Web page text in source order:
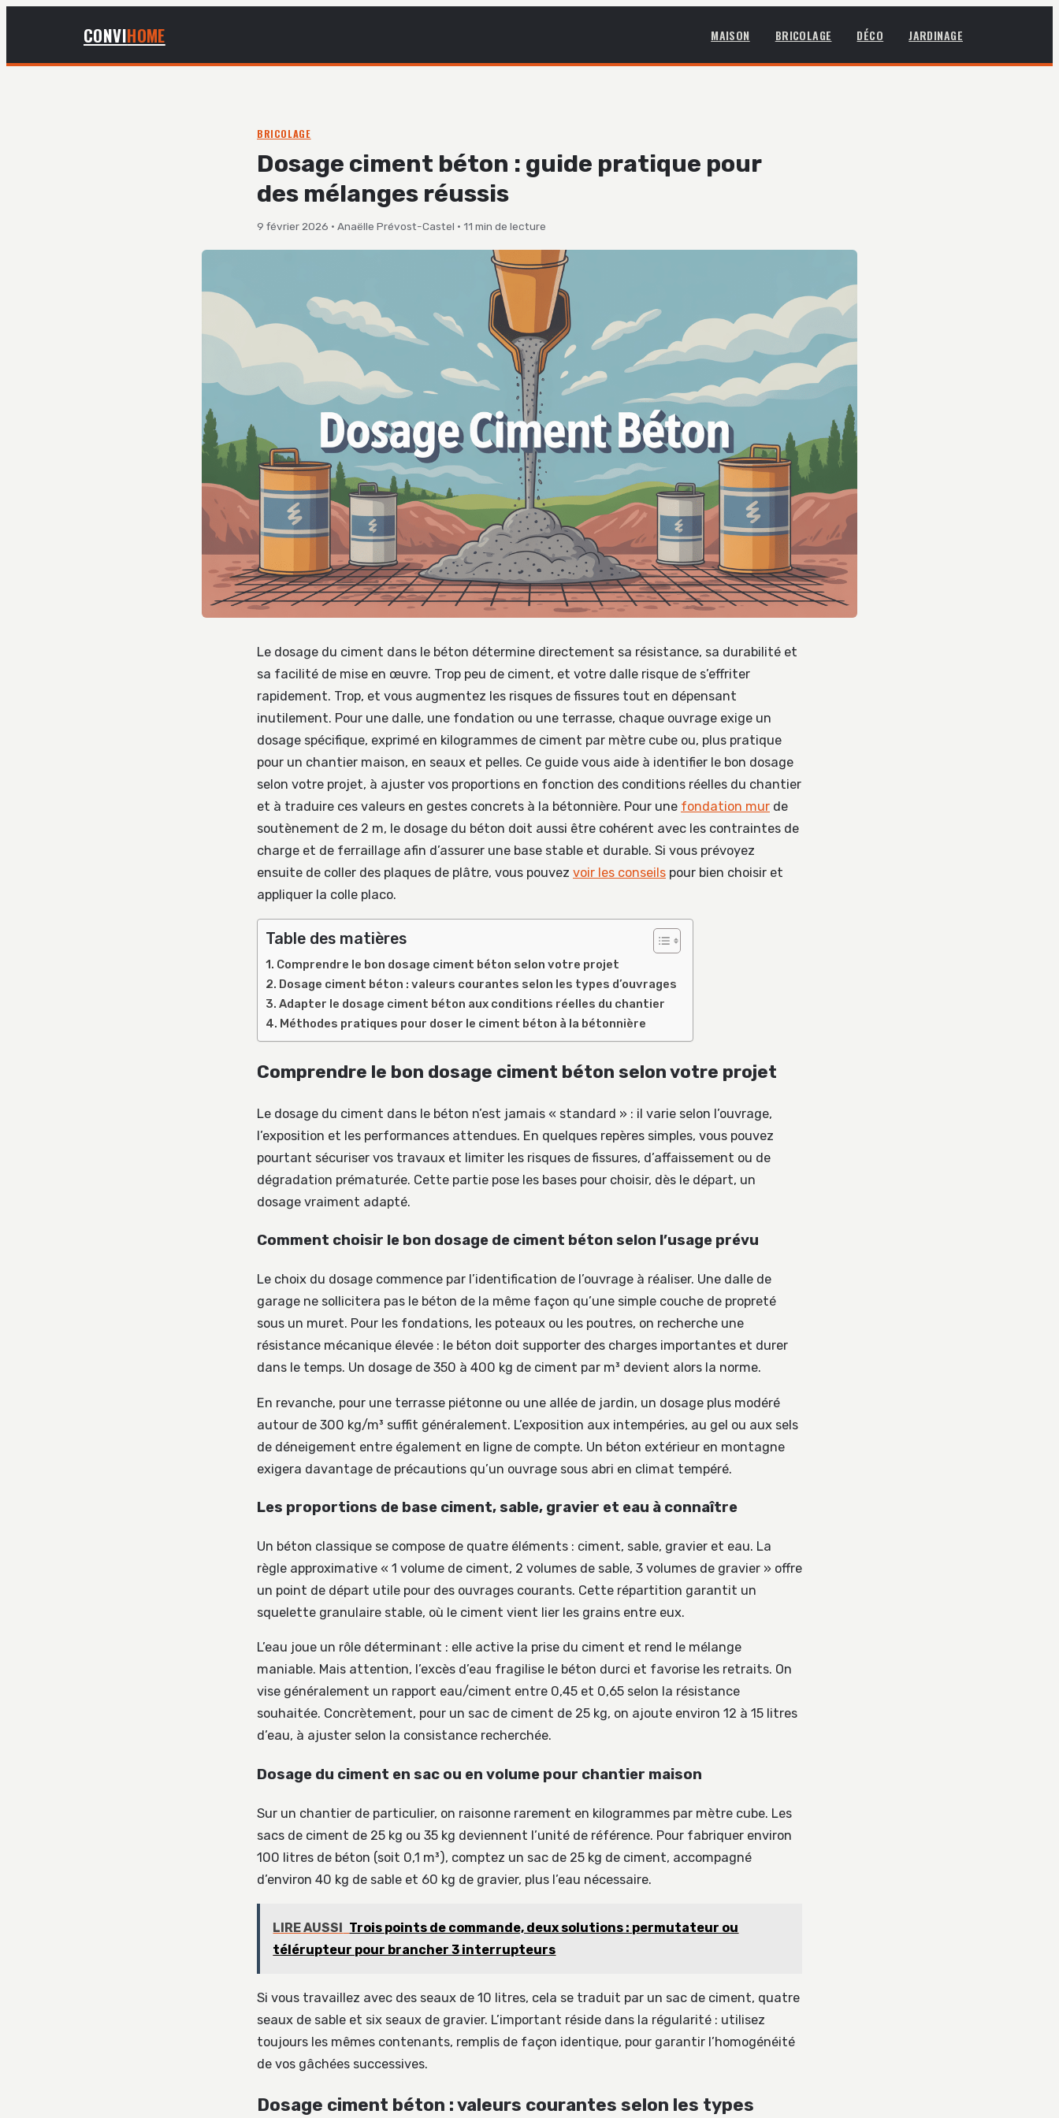
CONVIHOME MAISON BRICOLAGE DÉCO JARDINAGE
BRICOLAGE
Dosage ciment béton : guide pratique pour
des mélanges réussis
9 février 2026 · Anaëlle Prévost-Castel · 11 min de lecture
Le dosage du ciment dans le béton détermine directement sa résistance, sa durabilité et
sa facilité de mise en œuvre. Trop peu de ciment, et votre dalle risque de s’effriter
rapidement. Trop, et vous augmentez les risques de fissures tout en dépensant
inutilement. Pour une dalle, une fondation ou une terrasse, chaque ouvrage exige un
dosage spécifique, exprimé en kilogrammes de ciment par mètre cube ou, plus pratique
pour un chantier maison, en seaux et pelles. Ce guide vous aide à identifier le bon dosage
selon votre projet, à ajuster vos proportions en fonction des conditions réelles du chantier
et à traduire ces valeurs en gestes concrets à la bétonnière. Pour une fondation mur de
soutènement de 2 m, le dosage du béton doit aussi être cohérent avec les contraintes de
charge et de ferraillage afin d’assurer une base stable et durable. Si vous prévoyez
ensuite de coller des plaques de plâtre, vous pouvez voir les conseils pour bien choisir et
appliquer la colle placo.
Table des matières
Comprendre le bon dosage ciment béton selon votre projet
Dosage ciment béton : valeurs courantes selon les types d’ouvrages
Adapter le dosage ciment béton aux conditions réelles du chantier
Méthodes pratiques pour doser le ciment béton à la bétonnière
Comprendre le bon dosage ciment béton selon votre projet
Le dosage du ciment dans le béton n’est jamais « standard » : il varie selon l’ouvrage,
l’exposition et les performances attendues. En quelques repères simples, vous pouvez
pourtant sécuriser vos travaux et limiter les risques de fissures, d’affaissement ou de
dégradation prématurée. Cette partie pose les bases pour choisir, dès le départ, un
dosage vraiment adapté.
Comment choisir le bon dosage de ciment béton selon l’usage prévu
Le choix du dosage commence par l’identification de l’ouvrage à réaliser. Une dalle de
garage ne sollicitera pas le béton de la même façon qu’une simple couche de propreté
sous un muret. Pour les fondations, les poteaux ou les poutres, on recherche une
résistance mécanique élevée : le béton doit supporter des charges importantes et durer
dans le temps. Un dosage de 350 à 400 kg de ciment par m³ devient alors la norme.
En revanche, pour une terrasse piétonne ou une allée de jardin, un dosage plus modéré
autour de 300 kg/m³ suffit généralement. L’exposition aux intempéries, au gel ou aux sels
de déneigement entre également en ligne de compte. Un béton extérieur en montagne
exigera davantage de précautions qu’un ouvrage sous abri en climat tempéré.
Les proportions de base ciment, sable, gravier et eau à connaître
Un béton classique se compose de quatre éléments : ciment, sable, gravier et eau. La
règle approximative « 1 volume de ciment, 2 volumes de sable, 3 volumes de gravier » offre
un point de départ utile pour des ouvrages courants. Cette répartition garantit un
squelette granulaire stable, où le ciment vient lier les grains entre eux.
L’eau joue un rôle déterminant : elle active la prise du ciment et rend le mélange
maniable. Mais attention, l’excès d’eau fragilise le béton durci et favorise les retraits. On
vise généralement un rapport eau/ciment entre 0,45 et 0,65 selon la résistance
souhaitée. Concrètement, pour un sac de ciment de 25 kg, on ajoute environ 12 à 15 litres
d’eau, à ajuster selon la consistance recherchée.
Dosage du ciment en sac ou en volume pour chantier maison
Sur un chantier de particulier, on raisonne rarement en kilogrammes par mètre cube. Les
sacs de ciment de 25 kg ou 35 kg deviennent l’unité de référence. Pour fabriquer environ
100 litres de béton (soit 0,1 m³), comptez un sac de 25 kg de ciment, accompagné
d’environ 40 kg de sable et 60 kg de gravier, plus l’eau nécessaire.
LIRE AUSSI Trois points de commande, deux solutions : permutateur ou
télérupteur pour brancher 3 interrupteurs
Si vous travaillez avec des seaux de 10 litres, cela se traduit par un sac de ciment, quatre
seaux de sable et six seaux de gravier. L’important réside dans la régularité : utilisez
toujours les mêmes contenants, remplis de façon identique, pour garantir l’homogénéité
de vos gâchées successives.
Dosage ciment béton : valeurs courantes selon les types